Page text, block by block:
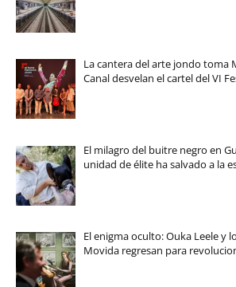
La cantera del arte jondo toma
Canal desvelan el cartel del VI
El milagro del buitre negro en
unidad de élite ha salvado a la
El enigma oculto: Ouka Leele y
Movida regresan para